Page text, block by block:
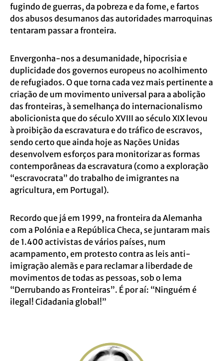
fugindo de guerras, da pobreza e da fome, e fartos
dos abusos desumanos das autoridades marroquinas
tentaram passar a fronteira.
Envergonha-nos a desumanidade, hipocrisia e
duplicidade dos governos europeus no acolhimento
de refugiados. O que torna cada vez mais pertinente a
criação de um movimento universal para a abolição
das fronteiras, à semelhança do internacionalismo
abolicionista que do século XVIII ao século XIX levou
à proibição da escravatura e do tráfico de escravos,
sendo certo que ainda hoje as Nações Unidas
desenvolvem esforços para monitorizar as formas
contemporâneas da escravatura (como a exploração
“escravocrata” do trabalho de imigrantes na
agricultura, em Portugal).
Recordo que já em 1999, na fronteira da Alemanha
com a Polónia e a República Checa, se juntaram mais
de 1.400 activistas de vários países, num
acampamento, em protesto contra as leis anti-
imigração alemãs e para reclamar a liberdade de
movimentos de todas as pessoas, sob o lema
“Derrubando as Fronteiras”. É por aí: “Ninguém é
ilegal! Cidadania global!”